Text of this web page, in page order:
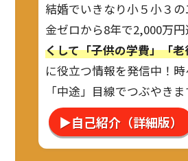
結婚でいきなり小５小３
金ゼロから8年で2,000万円
くして「子供の学費」「
に役立つ情報を発信中！
「中途」目線でつぶやき
▶自己紹介（詳細版）